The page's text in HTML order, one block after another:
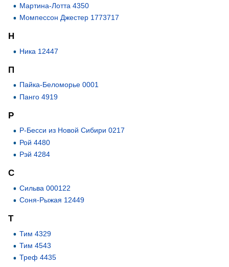
Мартина-Лотта 4350
Момпессон Джестер 1773717
Н
Ника 12447
П
Пайка-Беломорье 0001
Панго 4919
Р
Р-Бесси из Новой Сибири 0217
Рой 4480
Рэй 4284
С
Сильва 000122
Соня-Рыжая 12449
Т
Тим 4329
Тим 4543
Треф 4435